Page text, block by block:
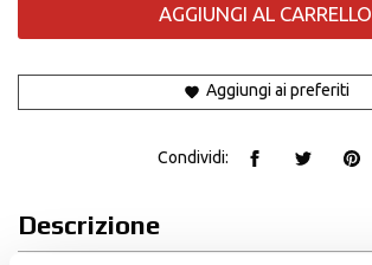
AGGIUNGI AL CARRELLO
Aggiungi ai preferiti
Condividi:
Descrizione